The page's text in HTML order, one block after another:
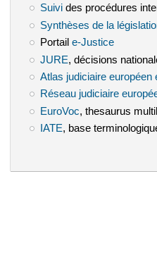
Suivi(le lien est externe)
des procédures
Synthèses de la
Portail e-Justice(le lien est
JURE (le lien est externe)
, décisions
Atlas judiciaire européen
Réseau judiciaire
EuroVoc (le lien est externe)
, thesaurus
IATE (le lien est externe)
, base